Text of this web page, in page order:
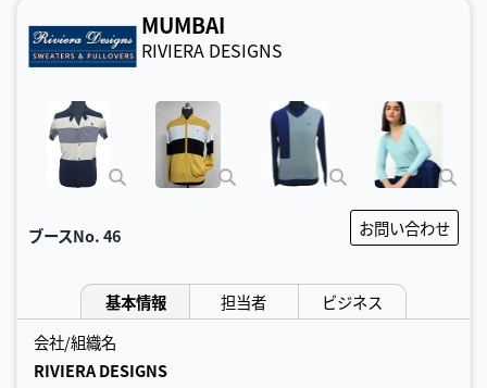
MUMBAI
RIVIERA DESIGNS
ブースNo.46 お問い合わせ
基本情報 担当者
ビジネス
会社/組織名
RIVIERA DESIGNS